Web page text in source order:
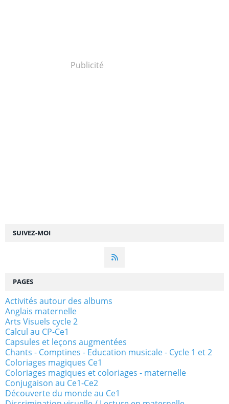
SUIVEZ-MOI
Publicité
PAGES
Activités autour des albums
Anglais maternelle
Arts Visuels cycle 2
Calcul au CP-Ce1
Capsules et leçons augmentées
Chants - Comptines - Education musicale - Cycle 1 et 2
Coloriages magiques Ce1
Coloriages magiques et coloriages - maternelle
Conjugaison au Ce1-Ce2
Découverte du monde au Ce1